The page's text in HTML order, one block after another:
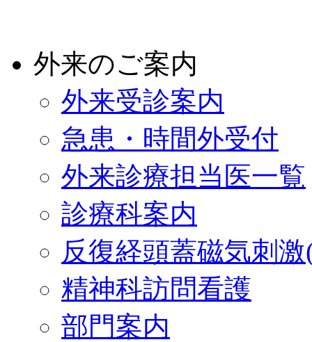
外来のご案内
外来受診案内
急患・時間外受付
外来診療担当医一覧
診療科案内
反復経頭蓋磁気刺
精神科訪問看護
部門案内